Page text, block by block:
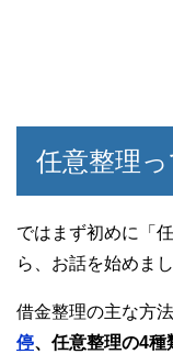
任意整理っ
ではまず初めに「
ら、お話を始めまし
借金整理の主な方法
停、任意整理の4種